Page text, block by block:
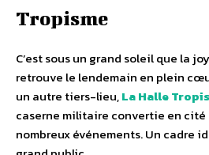
Tropisme
C’est sous un grand soleil que la
retrouve le lendemain en plein
un autre tiers-lieu,La Halle
caserne militaire convertie en
nombreux événements. Un cadre